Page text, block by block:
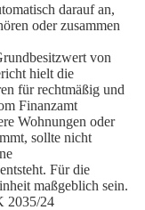
darauf an,
oder zusammen
von
hielt die
für rechtmäßig und
Finanzamt
Wohnungen oder
sollte nicht
Für die
maßgeblich sein.
2035/24